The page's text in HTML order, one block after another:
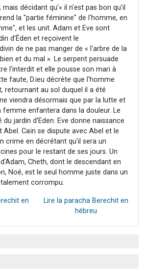
décidant qu'« il n'est pas bon qu’il
la "partie féminine" de l'homme, en
et les unit. Adam et Eve sont
d'Éden et reçoivent le
de ne pas manger de « l'arbre de la
et du mal ». Le serpent persuade
l'interdit et elle pousse son mari à
faute, D.ieu décrète que l'homme
retournant au sol duquel il a été
viendra désormais que par la lutte et
femme enfantera dans la douleur. Le
jardin d'Eden. Eve donne naissance
Abel. Caïn se dispute avec Abel et le
crime en décrétant qu'il sera un
pour le restant de ses jours. Un
Cheth, dont le descendant en
Noé, est le seul homme juste dans un
corrompu.
en
Lire la paracha Berechit en
hébreu